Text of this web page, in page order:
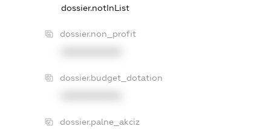
dossier.notInList
dossier.non_profit
dossier.budget_dotation
dossier.palne_akciz